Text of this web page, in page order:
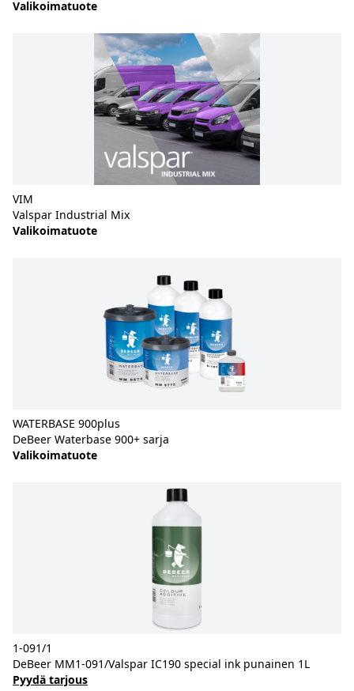
Valikoimatuote
VIM
Valspar Industrial Mix
Valikoimatuote
WATERBASE 900plus
DeBeer Waterbase 900+ sarja
Valikoimatuote
1-091/1
DeBeer MM1-091/Valspar IC190 special ink punainen 1L
Pyydä tarjous